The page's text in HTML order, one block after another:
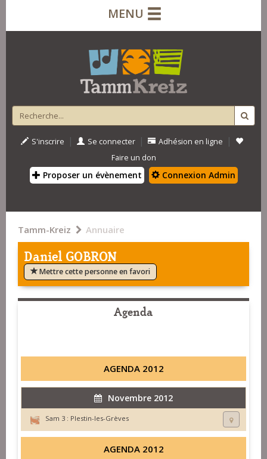
MENU
S'inscrire | Se connecter | Adhésion en ligne |
Faire un don
Proposer un évènement Connexion Admin
Tamm-Kreiz Annuaire
Daniel GOBRON
Mettre cette personne en favori
Agenda
AGENDA 2012
Novembre 2012
Sam 3 : Plestin-les-Grèves
AGENDA 2012